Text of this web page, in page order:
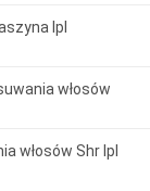
Ipl
włosów
włosów Shr Ipl